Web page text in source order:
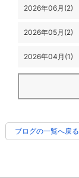
2026年06月(2)
2026年05月(2)
2026年04月(1)
ブログの一覧へ戻る